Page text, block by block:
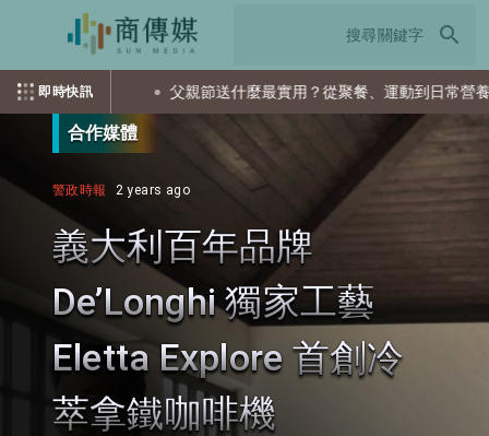
search
即時快訊
父親節送什麼最實用？從聚餐、運動到日常營養 4種送禮選擇一次
合作媒體
警政時報 2 years ago
義大利百年品牌
De’Longhi 獨家工藝
Eletta Explore 首創冷
萃拿鐵咖啡機